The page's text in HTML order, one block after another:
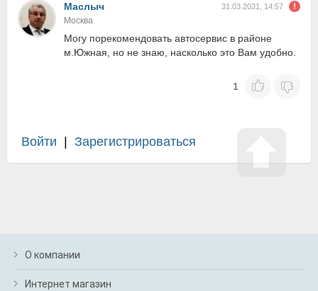
Маслыч 31.03.2021, 14:57
Москва
Могу порекомендовать автосервис в районе
м.Южная, но не знаю, насколько это Вам удобно.
1
Войти Зарегистрироваться
О компании
Интернет магазин